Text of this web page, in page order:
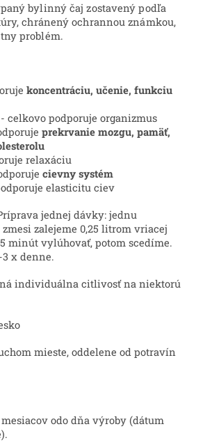
bylinný čaj zostavený podľa
chránený ochrannou známkou,
problém.
koncentráciu, učenie, funkciu
- celkovo podporuje organizmus
prekrvanie mozgu, pamäť,
relaxáciu
cievny systém
elasticitu ciev
jednej dávky: jednu
zalejeme 0,25 litrom vriacej
minút vylúhovať, potom scedíme.
x denne.
individuálna citlivosť na niektorú
mieste, oddelene od potravín
odo dňa výroby (dátum